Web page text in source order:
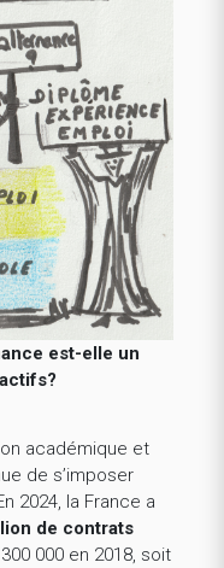
est-elle un
académique et
de s’imposer
2024, la France a
de contrats
000 en 2018, soit